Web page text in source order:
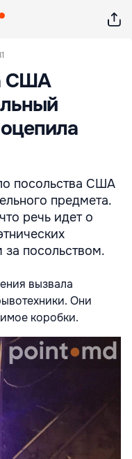
США
посольства США
предмета.
речь идет о
посольством.
вызвала
Они
коробки.